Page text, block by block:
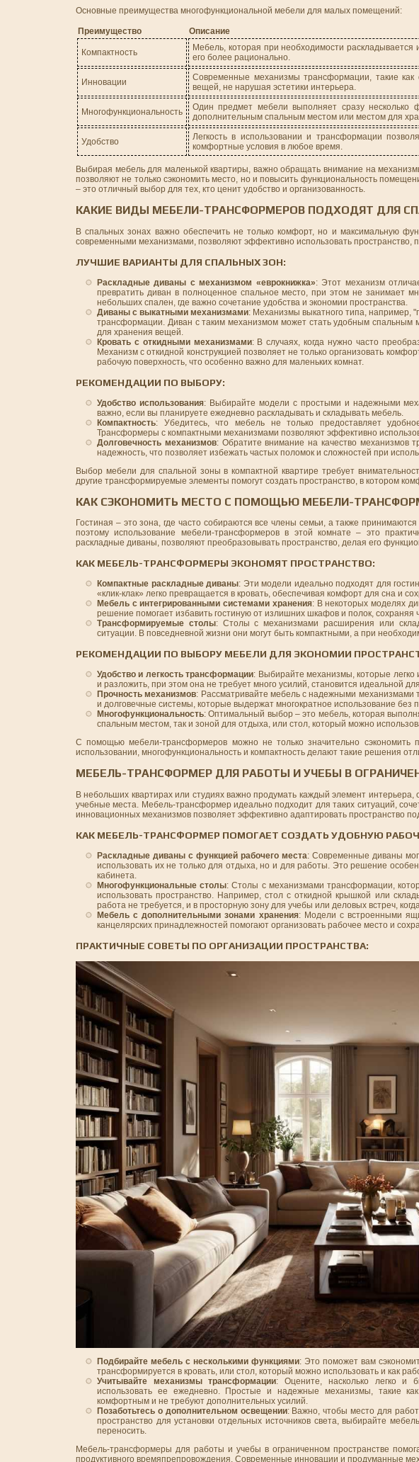
Основные преимущества многофункциональной мебели для малых помещений:
Преимущество Описание
Компактность
Мебель, которая при необходимости раскладывается
его более рационально.
Инновации
Современные механизмы трансформации, такие
вещей, не нарушая эстетики интерьера.
Многофункциональность
Один предмет мебели выполняет сразу
дополнительным спальным местом или местом для
Удобство
Легкость в использовании и трансформации
комфортные условия в любое время.
Выбирая мебель для маленькой квартиры, важно обращать внимание на
позволяют не только сэкономить место, но и повысить функциональность
– это отличный выбор для тех, кто ценит удобство и организованность.
КАКИЕ ВИДЫ МЕБЕЛИ-ТРАНСФОРМЕРОВ ПОДХОДЯТ ДЛЯ
В спальных зонах важно обеспечить не только комфорт, но и максимальную
современными механизмами, позволяют эффективно использовать пространство,
ЛУЧШИЕ ВАРИАНТЫ ДЛЯ СПАЛЬНЫХ ЗОН:
Раскладные диваны с механизмом «еврокнижка»: Этот механизм
превратить диван в полноценное спальное место, при этом не занимает
небольших спален, где важно сочетание удобства и экономии пространства.
Диваны с выкатными механизмами: Механизмы выкатного типа, например,
трансформации. Диван с таким механизмом может стать удобным спальным
для хранения вещей.
Кровать с откидными механизмами: В случаях, когда нужно часто
Механизм с откидной конструкцией позволяет не только организовать
рабочую поверхность, что особенно важно для маленьких комнат.
РЕКОМЕНДАЦИИ ПО ВЫБОРУ:
Удобство использования: Выбирайте модели с простыми и надежными
важно, если вы планируете ежедневно раскладывать и складывать мебель.
Компактность: Убедитесь, что мебель не только предоставляет
Трансформеры с компактными механизмами позволяют эффективно
Долговечность механизмов: Обратите внимание на качество механизмов
надежность, что позволяет избежать частых поломок и сложностей при
Выбор мебели для спальной зоны в компактной квартире требует
другие трансформируемые элементы помогут создать пространство, в котором
КАК СЭКОНОМИТЬ МЕСТО С ПОМОЩЬЮ МЕБЕЛИ-
Гостиная – это зона, где часто собираются все члены семьи, а также
поэтому использование мебели-трансформеров в этой комнате – это
раскладные диваны, позволяют преобразовывать пространство, делая его
КАК МЕБЕЛЬ-ТРАНСФОРМЕРЫ ЭКОНОМЯТ ПРОСТРАНСТВО:
Компактные раскладные диваны: Эти модели идеально подходят для
«клик-клак» легко превращается в кровать, обеспечивая комфорт для сна и
Мебель с интегрированными системами хранения: В некоторых моделях
решение помогает избавить гостиную от излишних шкафов и полок, сохраняя
Трансформируемые столы: Столы с механизмами расширения или
ситуации. В повседневной жизни они могут быть компактными, а при
РЕКОМЕНДАЦИИ ПО ВЫБОРУ МЕБЕЛИ ДЛЯ ЭКОНОМИИ
Удобство и легкость трансформации: Выбирайте механизмы, которые
и разложить, при этом она не требует много усилий, становится идеальной
Прочность механизмов: Рассматривайте мебель с надежными
и долговечные системы, которые выдержат многократное использование без
Многофункциональность: Оптимальный выбор – это мебель, которая
спальным местом, так и зоной для отдыха, или стол, который можно
С помощью мебели-трансформеров можно не только значительно сэкономить
использовании, многофункциональность и компактность делают такие решения
МЕБЕЛЬ-ТРАНСФОРМЕР ДЛЯ РАБОТЫ И УЧЕБЫ В
В небольших квартирах или студиях важно продумать каждый элемент интерьера,
учебные места. Мебель-трансформер идеально подходит для таких ситуаций,
инновационных механизмов позволяет эффективно адаптировать пространство
КАК МЕБЕЛЬ-ТРАНСФОРМЕР ПОМОГАЕТ СОЗДАТЬ УДОБНУЮ
Раскладные диваны с функцией рабочего места: Современные диваны
использовать их не только для отдыха, но и для работы. Это решение
кабинета.
Многофункциональные столы: Столы с механизмами трансформации,
использовать пространство. Например, стол с откидной крышкой или
работа не требуется, и в просторную зону для учебы или деловых встреч,
Мебель с дополнительными зонами хранения: Модели с встроенными
канцелярских принадлежностей помогают организовать рабочее место и
ПРАКТИЧНЫЕ СОВЕТЫ ПО ОРГАНИЗАЦИИ ПРОСТРАНСТВА:
Подбирайте мебель с несколькими функциями: Это поможет вам
трансформируется в кровать, или стол, который можно использовать и как
Учитывайте механизмы трансформации: Оцените, насколько легко и
использовать ее ежедневно. Простые и надежные механизмы, такие
комфортным и не требуют дополнительных усилий.
Позаботьтесь о дополнительном освещении: Важно, чтобы место для
пространство для установки отдельных источников света, выбирайте
переносить.
Мебель-трансформеры для работы и учебы в ограниченном пространстве
продуктивного времяпрепровождения. Современные инновации и продуманные